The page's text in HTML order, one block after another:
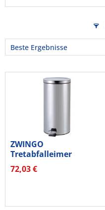
ZWINGO
Tretabfalleimer
Z2300300 20l Stahl
rund...
72,03 €